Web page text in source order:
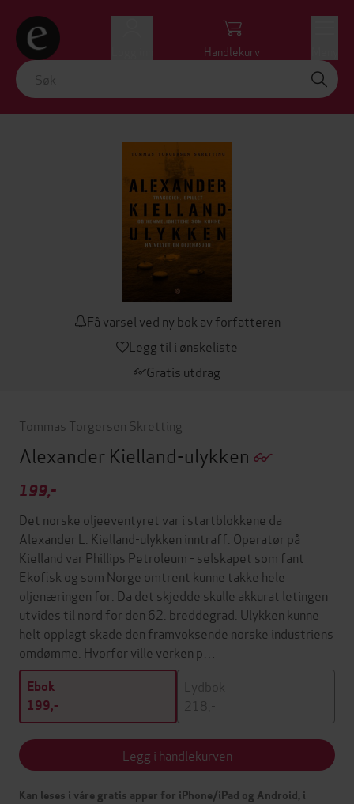
Handlekurv
Få varsel ved ny bok av forfatteren
Legg til i ønskeliste
Gratis utdrag
Tommas Torgersen Skretting
Alexander Kielland-ulykken
199,-
Det norske oljeeventyret var i startblokkene da
Alexander L. Kielland-ulykken inntraff. Operatør på
Kielland var Phillips Petroleum - selskapet som fant
Ekofisk og som Norge omtrent kunne takke hele
oljenæringen for. Da det skjedde skulle akkurat letingen
utvides til nord for den 62. breddegrad. Ulykken kunne
helt opplagt skade den framvoksende norske industriens
omdømme. Hvorfor ville verken p…
Ebok
199,-
Lydbok
218,-
Legg i handlekurven
Kan leses i våre gratis apper for iPhone/iPad og Android, i